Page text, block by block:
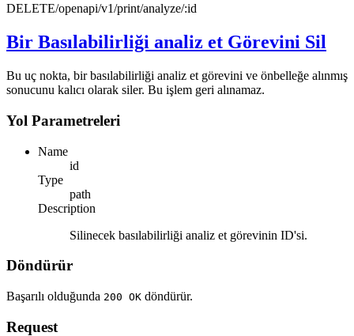
DELETE/openapi/v1/print/analyze/:id
Bir Basılabilirliği analiz et Görevini Sil
Bu uç nokta, bir basılabilirliği analiz et görevini ve önbelleğe alınmış
sonucunu kalıcı olarak siler. Bu işlem geri alınamaz.
Yol Parametreleri
Name
id
Type
path
Description
Silinecek basılabilirliği analiz et görevinin ID'si.
Döndürür
Başarılı olduğunda 200 OK döndürür.
Request